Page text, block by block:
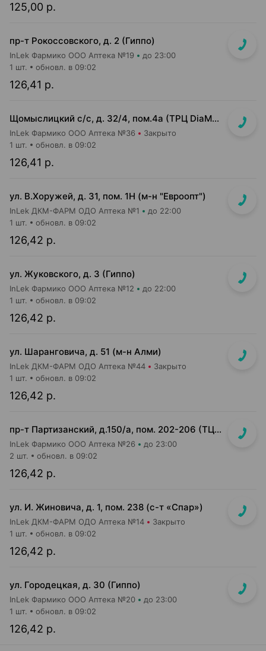
125,00 р.
пр-т Рокоссовского, д. 2 (Гиппо)
InLek Фармико ООО Аптека №19 до 23:00
126,41 р.
1 шт. обновл. в 09:02
Щомыслицкий с/с, д. 32/4, пом.4а (ТРЦ DiaMond city, вход напротив магазина Маяк)
InLek Фармико ООО Аптека №36 Закрыто
126,41 р.
1 шт. обновл. в 09:02
ул. В.Хоружей, д. 31, пом. 1Н (м-н "Евроопт")
InLek ДКМ-ФАРМ ОДО Аптека №1 до 22:00
126,42 р.
1 шт. обновл. в 09:02
ул. Жуковского, д. 3 (Гиппо)
InLek Фармико ООО Аптека №12 до 22:00
126,42 р.
1 шт. обновл. в 09:02
ул. Шаранговича, д. 51 (м-н Алми)
InLek ДКМ-ФАРМ ОДО Аптека №44 Закрыто
126,42 р.
1 шт. обновл. в 09:02
пр-т Партизанский, д.150/а, пом. 202-206 (ТЦ "Момо")
InLek Фармико ООО Аптека №26 до 23:00
126,42 р.
2 шт. обновл. в 09:02
ул. И. Жиновича, д. 1, пом. 238 (с-т «Спар»)
InLek ДКМ-ФАРМ ОДО Аптека №14 Закрыто
126,42 р.
1 шт. обновл. в 09:02
ул. Городецкая, д. 30 (Гиппо)
InLek Фармико ООО Аптека №20 до 23:00
126,42 р.
1 шт. обновл. в 09:02